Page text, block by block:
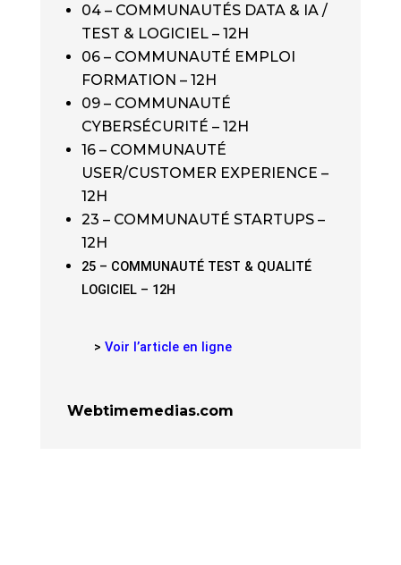
04 – COMMUNAUTÉS DATA & IA /
TEST & LOGICIEL – 12H
06 – COMMUNAUTÉ EMPLOI
FORMATION – 12H
09 – COMMUNAUTÉ
CYBERSÉCURITÉ – 12H
16 – COMMUNAUTÉ
USER/CUSTOMER EXPERIENCE –
12H
23 – COMMUNAUTÉ STARTUPS –
12H
25 – COMMUNAUTÉ TEST & QUALITÉ
LOGICIEL – 12H
> Voir l’article en ligne
Webtimemedias.com